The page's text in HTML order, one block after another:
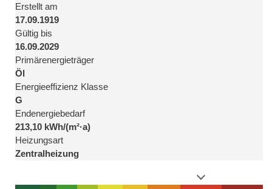
Erstellt am
17.09.1919
Gültig bis
16.09.2029
Primärenergieträger
Öl
Energieeffizienz Klasse
G
Endenergiebedarf
213,10 kWh/(m²·a)
Heizungsart
Zentralheizung